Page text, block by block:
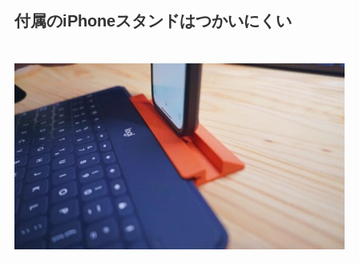
付属のiPhoneスタンドはつかいにくい